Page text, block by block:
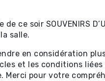
de ce soir SOUVENIRS
salle.
en considération
et les conditions
Merci pour votre
-
⧉
-